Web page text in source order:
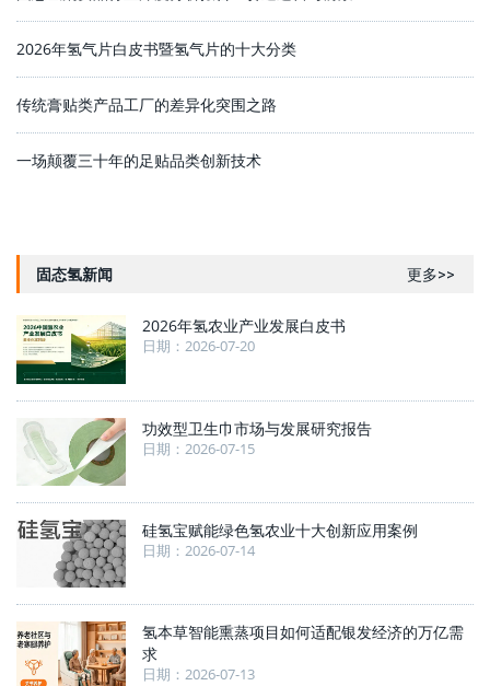
2026年氢气片白皮书暨氢气片的十大分类
传统膏贴类产品工厂的差异化突围之路
一场颠覆三十年的足贴品类创新技术
固态氢新闻 更多>>
2026年氢农业产业发展白皮书
日期：2026-07-20
功效型卫生巾市场与发展研究报告
日期：2026-07-15
硅氢宝赋能绿色氢农业十大创新应用案例
日期：2026-07-14
氢本草智能熏蒸项目如何适配银发经济的万亿需
求
日期：2026-07-13